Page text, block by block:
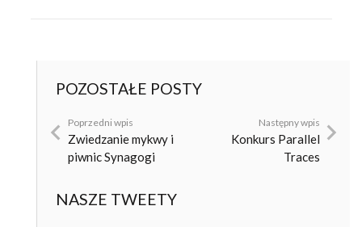
POZOSTAŁE POSTY
Poprzedni wpis
Zwiedzanie mykwy i
piwnic Synagogi
Następny wpis
Konkurs Parallel
Traces
NASZE TWEETY